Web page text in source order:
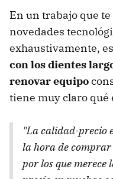
En un trabajo que
novedades
exhaustivamente,
con los dientes
renovar equipo
tiene muy claro qué
"La calidad-precio
la hora de comprar
por los que merece